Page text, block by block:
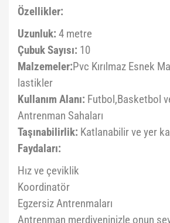
Özellikler:
Uzunluk: 4 metre
Çubuk Sayısı: 10
Malzemeler:Pvc Kırılmaz Esnek
lastikler
Kullanım Alanı: Futbol,Basketbol
Antrenman Sahaları
Taşınabilirlik: Katlanabilir ve yer
Faydaları:
Hız ve çeviklik
Koordinatör
Egzersiz Antrenmaları
Antrenman merdiveninizle onun